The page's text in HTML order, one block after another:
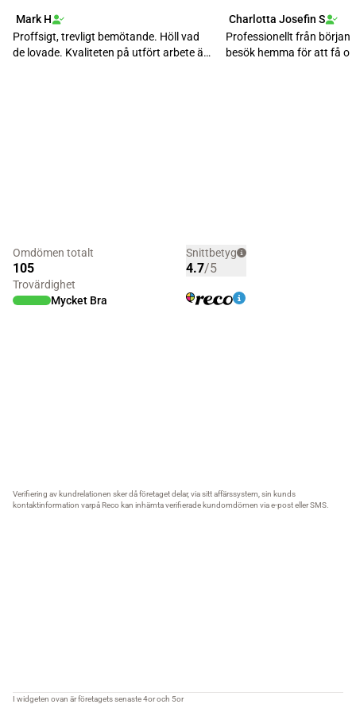
Mark H
Proffsigt, trevligt bemötande. Höll vad
de lovade. Kvaliteten på utfört arbete är
Charlotta Josefin S
Professionellt från början
besök hemma för att få
Omdömen totalt
105
Snittbetyg
4.7/5
Trovärdighet
Mycket Bra
Verifiering av kundrelationen sker då företaget delar, via sitt affärssystem, sin kunds
kontaktinformation varpå Reco kan inhämta verifierade kundomdömen via e-post eller SMS.
I widgeten ovan är företagets senaste 4or och 5or